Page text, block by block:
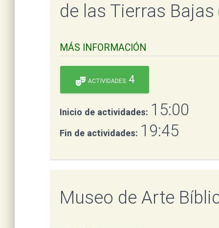
de las Tierras Bajas
MÁS INFORMACIÓN
theater_comedy ACTIVIDADES: 4
Inicio de actividades: 15:00
Fin de actividades: 19:45
Museo de Arte